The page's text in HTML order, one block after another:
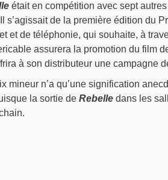
était en compétition avec sept
s’agissait de la première édition du
et de téléphonie, qui souhaite, à
assurera la promotion du film
à son distributeur une campagne
mineur n’a qu’une signification
la sortie de Rebelledans les